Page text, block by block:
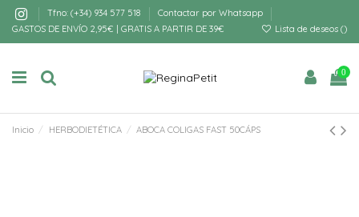
Tfno: (+34) 934 577 518
Contactar por Whatsapp
GASTOS DE ENVÍO 2,95€ | GRATIS A PARTIR DE 39€
Lista de deseos ()
0
Inicio HERBODIETÉTICA ABOCA COLIGAS FAST 50CÁPS